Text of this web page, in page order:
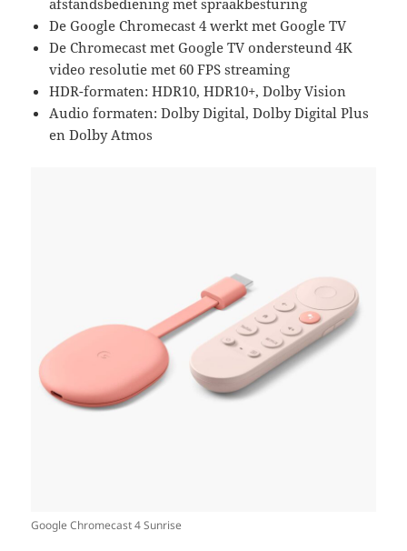
De Google Chromecast 4 werkt met Google TV
De Chromecast met Google TV ondersteund 4K
video resolutie met 60 FPS streaming
HDR-formaten: HDR10, HDR10+, Dolby Vision
Audio formaten: Dolby Digital, Dolby Digital Plus
en Dolby Atmos
Google Chromecast 4 Sunrise